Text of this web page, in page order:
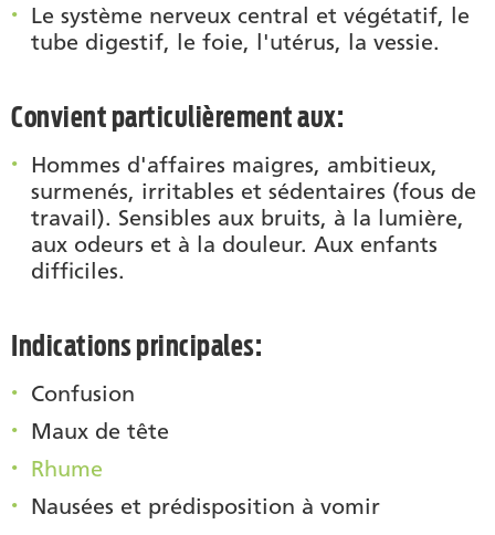
Le système nerveux central et végétatif, le
tube digestif, le foie, l'utérus, la vessie.
Convient particulièrement aux:
Hommes d'affaires maigres, ambitieux,
surmenés, irritables et sédentaires (fous de
travail). Sensibles aux bruits, à la lumière,
aux odeurs et à la douleur. Aux enfants
difficiles.
Indications principales:
Confusion
Maux de tête
Rhume
Nausées et prédisposition à vomir